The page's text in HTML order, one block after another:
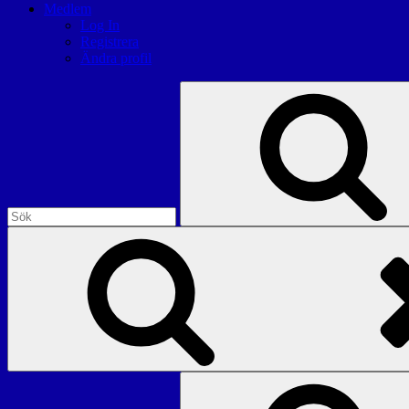
Medlem
Log In
Registrera
Ändra profil